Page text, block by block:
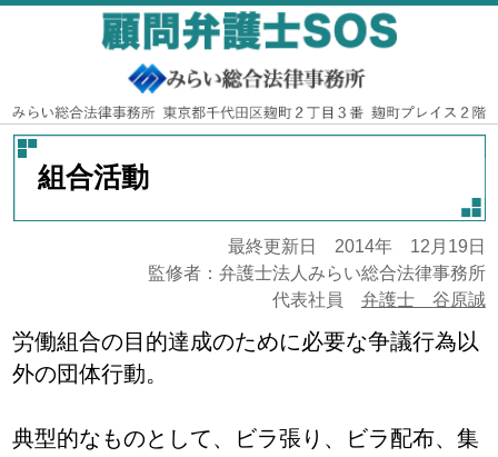
組合活動
最終更新日 2014年 12月19日
監修者：弁護士法人みらい総合法律事務所
代表社員 弁護士 谷原誠
労働組合の目的達成のために必要な争議行為以
外の団体行動。
典型的なものとして、ビラ張り、ビラ配布、集